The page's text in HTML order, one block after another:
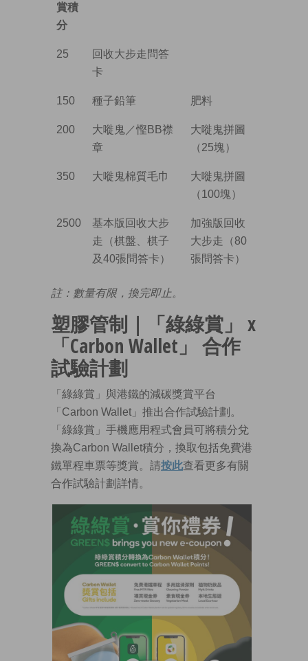
賞積
分
25
回收大步走問答
卡
150 種子鉛筆 肥料
200
大嘥鬼／慳BB襟
章
大嘥鬼拼圖
（25塊）
350 大嘥鬼棉質毛巾
大嘥鬼拼圖
（100塊）
2500
基本版回收大步
走（棋盤、棋子
及40張問答卡）
加強版回收
大步走（80
張問答卡）
註：數量有限，換完即止。
塑膠管制｜
「綠綠賞」 x
「Carbon Wallet」 合作
試驗計劃
「綠綠賞」與港鐵的減碳獎賞平台
「Carbon Wallet」推出合作試驗計劃。
「綠綠賞」手機應用程式會員可將積分兌
換為Carbon Wallet積分，換取包括免費港
鐵單程車票等獎賞。請按此查看更多有關
合作試驗計劃詳情。